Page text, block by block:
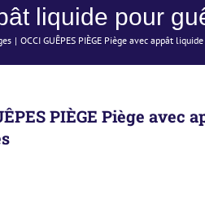
liquide pour
OCCI GUÊPES PIÈGE Piège avec appât
PIÈGE Piège avec